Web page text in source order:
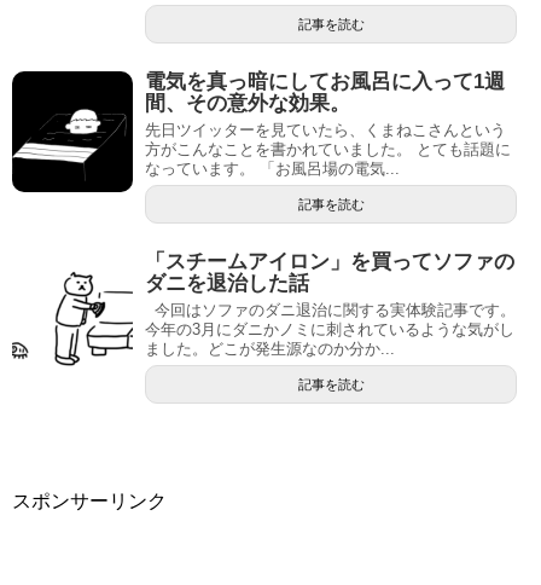
記事を読む
電気を真っ暗にしてお風呂に入って1週
間、その意外な効果。
先日ツイッターを見ていたら、くまねこさんという
方がこんなことを書かれていました。 とても話題に
なっています。 「お風呂場の電気...
記事を読む
「スチームアイロン」を買ってソファの
ダニを退治した話
今回はソファのダニ退治に関する実体験記事です。
今年の3月にダニかノミに刺されているような気がし
ました。どこが発生源なのか分か...
記事を読む
スポンサーリンク